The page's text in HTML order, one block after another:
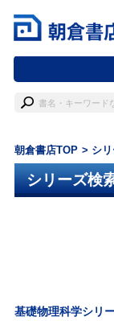
朝倉書店TOP シ
シリーズ検
基礎物理科学シリ